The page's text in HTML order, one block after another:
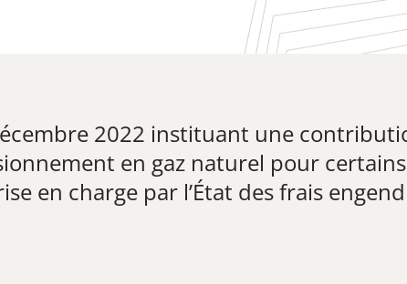
2022 instituant une
en gaz naturel pour
en charge par l’État des frais